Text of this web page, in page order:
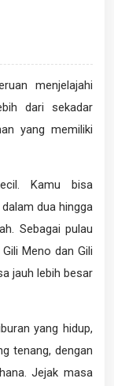
menjelajahi
dari sekadar
yang memiliki
Kamu bisa
dua hingga
Sebagai pulau
Meno dan Gili
jauh lebih besar
yang hidup,
tenang, dengan
Jejak masa